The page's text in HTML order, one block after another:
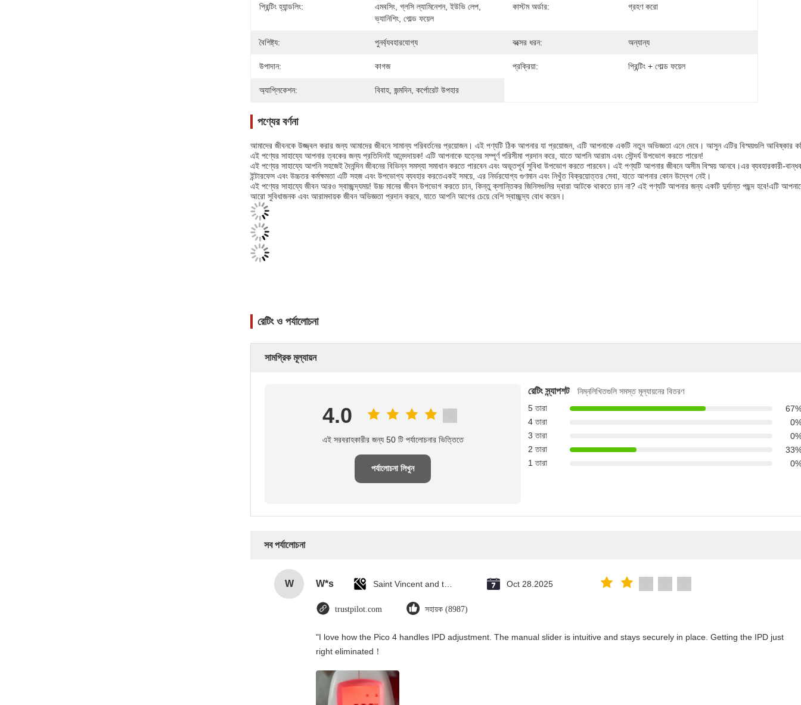
প্রিন্টিং হ্যান্ডলিং:
এমবসিং, গ্লসি ল্যামিনেশন, ইউভি লেপ,
ভ্যানিশিং, গোল্ড ফয়েল
কাস্টম অর্ডার: গ্রহণ করো
বৈশিষ্ট্য: পুনর্ব্যবহারযোগ্য বক্সের ধরন: অন্যান্য
উপাদান: কাগজ প্রক্রিয়া: প্রিন্টিং + গোল্ড ফয়েল
অ্যাপ্লিকেশন: বিবাহ, জন্মদিন, কর্পোরেট উপহার
পণ্যের বর্ণনা
আমাদের জীবনকে উজ্জ্বল করার জন্য আমাদের জীবনে সামান্য পরিবর্তনের প্রয়োজন। এই পণ্যটি ঠিক আপনার যা প্রয়োজন, এটি আপনাকে একটি নতুন অভিজ্ঞতা এনে দেবে। আসুন এটির বিস্ময়গুলি আবিষ্কার
এই পণ্যের সাহায্যে আপনার ত্বকের জন্য প্রতিদিনই আনন্দদায়ক! এটি আপনাকে যত্নের সম্পূর্ণ পরিসীমা প্রদান করে, যাতে আপনি আরাম এবং সৌন্দর্য উপভোগ করতে পারেন!
এই পণ্যের সাহায্যে আপনি সহজেই দৈনন্দিন জীবনের বিভিন্ন সমস্যা সমাধান করতে পারবেন এবং অভূতপূর্ব সুবিধা উপভোগ করতে পারবেন। এই পণ্যটি আপনার জীবনে অসীম বিস্ময় আনবে।এর ব্যবহারকারী-বান্ধব
ইন্টারফেস এবং উচ্চতর কর্মক্ষমতা এটি সহজ এবং উপভোগ্য ব্যবহার করতেএকই সময়ে, এর নির্ভরযোগ্য গুণমান এবং নিখুঁত বিক্রয়োত্তর সেবা, যাতে আপনার কোন উদ্বেগ নেই।
এই পণ্যের সাহায্যে জীবন আরও স্বাচ্ছন্দ্যময়! উচ্চ মানের জীবন উপভোগ করতে চান, কিন্তু ক্লান্তিকর জিনিসগুলির দ্বারা আটকে থাকতে চান না? এই পণ্যটি আপনার জন্য একটি দুর্দান্ত পছন্দ হবে!এটি
আরো সুবিধাজনক এবং আরামদায়ক জীবন অভিজ্ঞতা প্রদান করবে, যাতে আপনি আগের চেয়ে বেশি স্বাচ্ছন্দ্য বোধ করেন।
রেটিং ও পর্যালোচনা
সামগ্রিক মূল্যায়ন
4.0
এই সরবরাহকারীর জন্য 50 টি পর্যালোচনার ভিত্তিতে
পর্যালোচনা লিখুন
রেটিং স্ন্যাপশট
নিম্নলিখিতগুলি সমস্ত মূল্যায়নের বিতরণ
5 তারা
4 তারা
3 তারা
2 তারা
1 তারা
সব পর্যালোচনা
W W*s Oct 28.2025
trustpilot.com সহায়ক (8987)
"I love how the Pico 4 handles IPD adjustment. The manual slider is intuitive and stays securely in place. Getting the IPD just
right eliminated！